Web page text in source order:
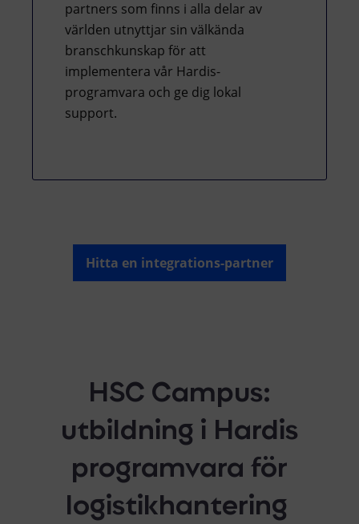
partners som finns i alla delar av
världen utnyttjar sin välkända
branschkunskap för att
implementera vår Hardis-
programvara och ge dig lokal
support.
Hitta en integrations-partner
HSC Campus:
utbildning i Hardis
programvara för
logistikhantering